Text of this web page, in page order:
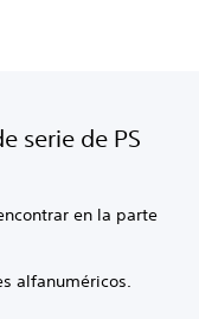
serie de PS
en la parte
alfanuméricos.